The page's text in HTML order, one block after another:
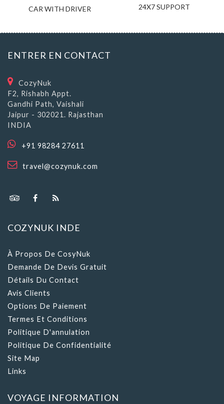
CAR WITH DRIVER 24X7 SUPPORT
ENTRER EN CONTACT
CozyNuk
F2, Rishabh Appt.
Gandhi Path, Vaishali
Jaipur - 302021. Rajasthan
INDIA
+91 98284 27611
travel@cozynuk.com
COZYNUK INDE
À Propos De CosyNuk
Demande De Devis Gratuit
Détails Du Contact
Avis Clients
Options De Paiement
Termes Et Conditions
Politique D'annulation
Politique De Confidentialité
Site Map
Links
VOYAGE INFORMATION